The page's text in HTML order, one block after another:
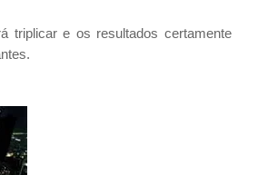
triplicar e os resultados certamente